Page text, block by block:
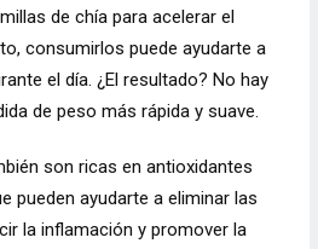
de chía para acelerar el
consumirlos puede ayudarte a
el día. ¿El resultado? No hay
de peso más rápida y suave.
son ricas en antioxidantes
pueden ayudarte a eliminar las
la inflamación y promover la